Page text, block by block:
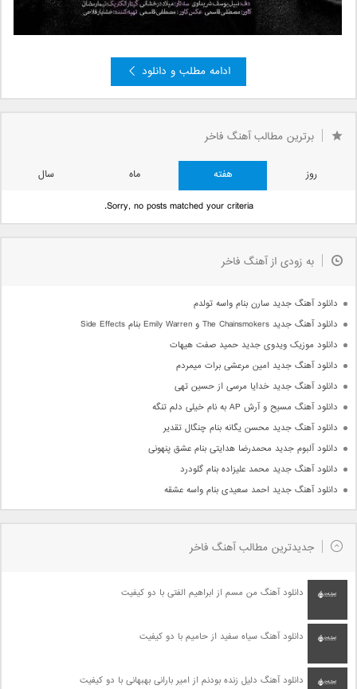
ادامه مطلب و دانلود
برترین مطالب آهنگ فاخر
روز هفته ماه
سال
Sorry, no posts matched your criteria.
به زودی از آهنگ فاخر
دانلود آهنگ جدید سارن بنام واسه تولدم
دانلود آهنگ جدید The Chainsmokers و Emily Warren بنام Side Effects
دانلود موزیک ویدوی جدید حمید صفت هیهات
دانلود آهنگ جدید امین مرعشی برات میمردم
دانلود آهنگ جدید خدایا مرسی از حسین تهی
دانلود آهنگ مسیح و آرش AP به نام خیلی دلم تنگه
دانلود آهنگ جدید محسن یگانه بنام چنگال تقدیر
دانلود آلبوم جدید محمدرضا هدایتی بنام عشق پنهونی
دانلود آهنگ جدید محمد علیزاده بنام گلودرد
دانلود آهنگ جدید احمد سعیدی بنام واسه عشقه
جدیدترین مطالب آهنگ فاخر
دانلود آهنگ من مسم از ابراهیم الفتی با دو کیفیت
دانلود آهنگ سیاه سفید از حامیم با دو کیفیت
دانلود آهنگ دلیل زنده بودنم از امیر بارانی بهبهانی با دو کیفیت